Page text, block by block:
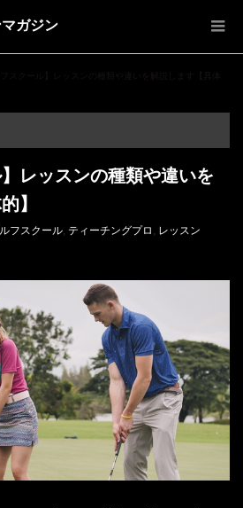
ガジン
】レッスンの種類や違いを
】
フスクール, ティーチングプロ , レッスン